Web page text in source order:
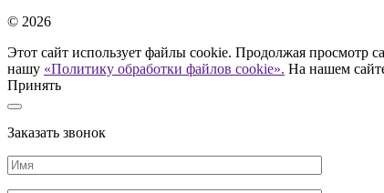
© 2026
Этот сайт использует файлы cookie. Продолжая просмотр
нашу «Политику обработки файлов cookie». На нашем
Принять
Заказать звонок